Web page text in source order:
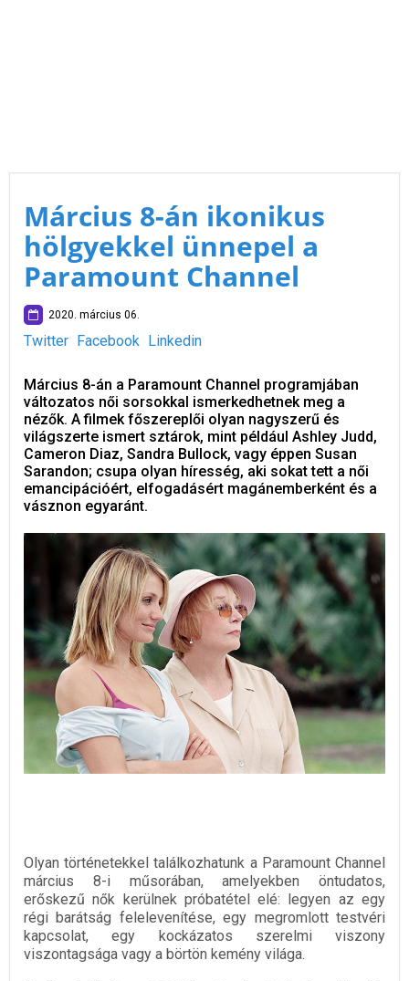
Március 8-án ikonikus
hölgyekkel ünnepel a
Paramount Channel
2020. március 06.
Twitter Facebook Linkedin
Március 8-án a Paramount Channel programjában
változatos női sorsokkal ismerkedhetnek meg a
nézők. A filmek főszereplői olyan nagyszerű és
világszerte ismert sztárok, mint például Ashley Judd,
Cameron Diaz, Sandra Bullock, vagy éppen Susan
Sarandon; csupa olyan híresség, aki sokat tett a női
emancipációért, elfogadásért magánemberként és a
vásznon egyaránt.
Olyan történetekkel találkozhatunk a Paramount Channel
március 8-i műsorában, amelyekben öntudatos,
erőskezű nők kerülnek próbatétel elé: legyen az egy
régi barátság felelevenítése, egy megromlott testvéri
kapcsolat, egy kockázatos szerelmi viszony
viszontagsága vagy a börtön kemény világa.